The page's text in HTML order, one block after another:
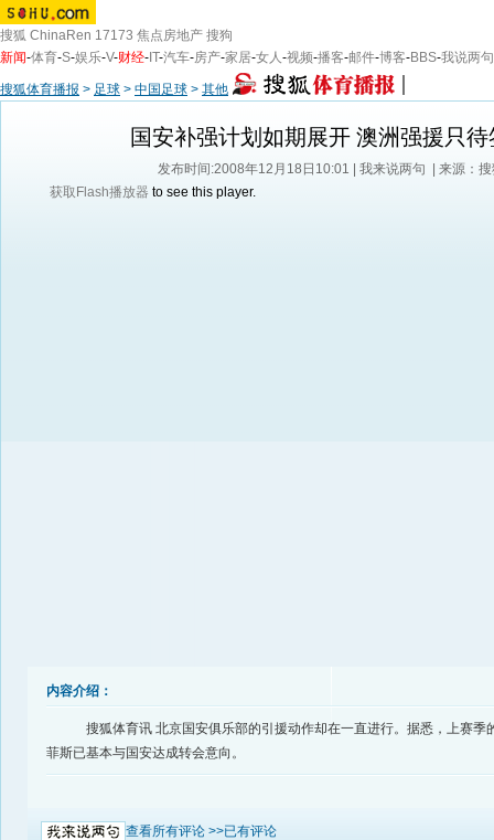
搜狐 ChinaRen 17173 焦点房地产 搜狗
新闻-体育-S-娱乐-V-财经- IT-汽车-房产-家居-女人-视频-播客-邮件-博客-BBS-我说两句
搜狐体育播报 > 足球 > 中国足球 > 其他
国安补强计划如期展开 澳洲强援只待
发布时间:2008年12月18日10:01 | 我来说两句
| 来源：
获取Flash播放器 to see this player.
内容介绍：
搜狐体育讯 北京国安俱乐部的引援动作却在一直进行。据悉，上赛季
菲斯已基本与国安达成转会意向。
查看所有评论 >>已有评论